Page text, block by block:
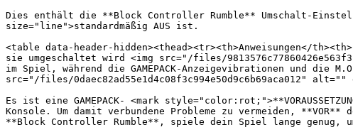
Dies enthält die **Block Controller Rumble** Umschalt-
size="line">standardmäßig AUS ist.
<table data-header-hidden><thead><tr><th>Anweisungen</
sie umgeschaltet wird <img src="/files/
im Spiel, während die GAMEPACK-Anzeigevibrationen und die
src="/files/0daec82ad55e1d4c08f3c994e50d9c6b69aca012"
Es ist eine GAMEPACK- <mark
Konsole. Um damit verbundene Probleme zu vermeiden,
**Block Controller Rumble**, spiele dein Spiel lange